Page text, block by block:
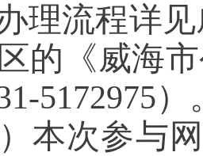
理流程详
的《威海
5172975）
）本次参与